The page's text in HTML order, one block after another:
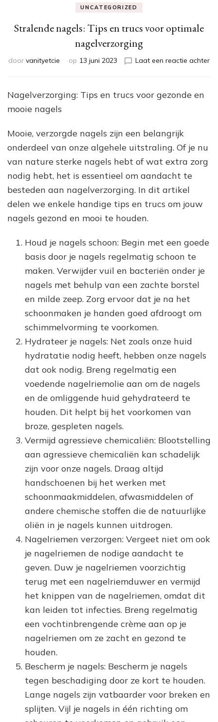
UNCATEGORIZED
Stralende nagels: Tips en trucs voor optimale
nagelverzorging
door vanityetcie op 13 juni 2023 Laat een reactie achterop
Nagelverzorging: Tips en trucs voor gezonde en
mooie nagels
Mooie, verzorgde nagels zijn een belangrijk
onderdeel van onze algehele uitstraling. Of je nu
van nature sterke nagels hebt of wat extra zorg
nodig hebt, het is essentieel om aandacht te
besteden aan nagelverzorging. In dit artikel
delen we enkele handige tips en trucs om jouw
nagels gezond en mooi te houden.
Houd je nagels schoon: Begin met een goede
basis door je nagels regelmatig schoon te
maken. Verwijder vuil en bacteriën onder je
nagels met behulp van een zachte borstel
en milde zeep. Zorg ervoor dat je na het
schoonmaken je handen goed afdroogt om
schimmelvorming te voorkomen.
Hydrateer je nagels: Net zoals onze huid
hydratatie nodig heeft, hebben onze nagels
dat ook nodig. Breng regelmatig een
voedende nagelriemolie aan om de nagels
en de omliggende huid gehydrateerd te
houden. Dit helpt bij het voorkomen van
broze, gespleten nagels.
Vermijd agressieve chemicaliën: Blootstelling
aan agressieve chemicaliën kan schadelijk
zijn voor onze nagels. Draag altijd
handschoenen bij het werken met
schoonmaakmiddelen, afwasmiddelen of
andere chemische stoffen die de natuurlijke
oliën in je nagels kunnen uitdrogen.
Nagelriemen verzorgen: Vergeet niet om ook
je nagelriemen de nodige aandacht te
geven. Duw je nagelriemen voorzichtig
terug met een nagelriemduwer en vermijd
het knippen van de nagelriemen, omdat dit
kan leiden tot infecties. Breng regelmatig
een vochtinbrengende crème aan op je
nagelriemen om ze zacht en gezond te
houden.
Bescherm je nagels: Bescherm je nagels
tegen beschadiging door ze kort te houden.
Lange nagels zijn vatbaarder voor breken en
splijten. Vijl je nagels in één richting om